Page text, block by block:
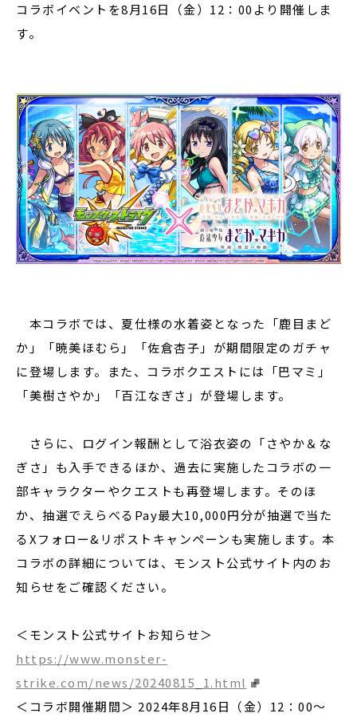
コラボイベントを8月16日（金）12：00より開催しま
す。
本コラボでは、夏仕様の水着姿となった「鹿目まど
か」「暁美ほむら」「佐倉杏子」が期間限定のガチャ
に登場します。また、コラボクエストには「巴マミ」
「美樹さやか」「百江なぎさ」が登場します。
さらに、ログイン報酬として浴衣姿の「さやか＆な
ぎさ」も入手できるほか、過去に実施したコラボの一
部キャラクターやクエストも再登場します。そのほ
か、抽選でえらべるPay最大10,000円分が抽選で当た
るXフォロー&リポストキャンペーンも実施します。本
コラボの詳細については、モンスト公式サイト内のお
知らせをご確認ください。
＜モンスト公式サイトお知らせ＞
https://www.monster-
strike.com/news/20240815_1.html
＜コラボ開催期間＞ 2024年8月16日（金）12：00〜